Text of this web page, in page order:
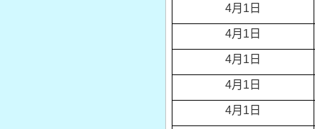
4月1日
4月1日
4月1日
4月1日
4月1日